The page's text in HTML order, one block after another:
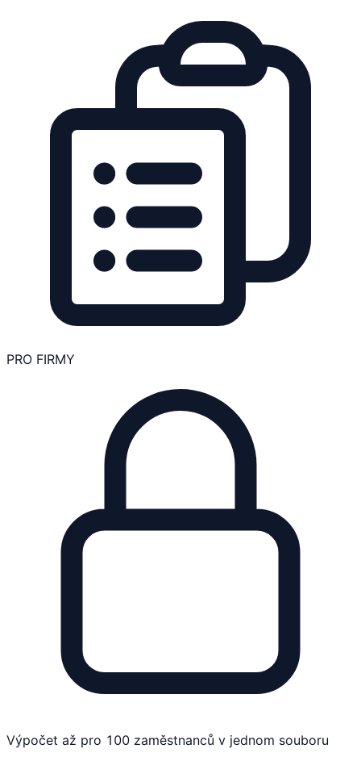
PRO FIRMY
Výpočet až pro 100 zaměstnanců v jednom souboru